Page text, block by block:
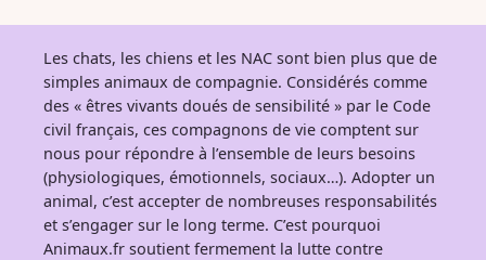
Les chats, les chiens et les NAC sont bien plus que de
simples animaux de compagnie. Considérés comme
des « êtres vivants doués de sensibilité » par le Code
civil français, ces compagnons de vie comptent sur
nous pour répondre à l’ensemble de leurs besoins
(physiologiques, émotionnels, sociaux…). Adopter un
animal, c’est accepter de nombreuses responsabilités
et s’engager sur le long terme. C’est pourquoi
Animaux.fr soutient fermement la lutte contre